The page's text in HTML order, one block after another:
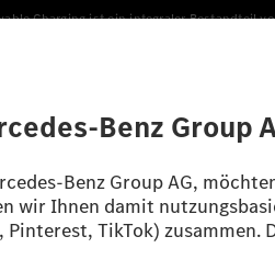
Charging ist ein integraler Bestandteil
Werte wurden nach dem
Markt. Der Energieverbrauch und der
wurde auf der Grundlage der
zum Stromverbrauch und zur Reichweite